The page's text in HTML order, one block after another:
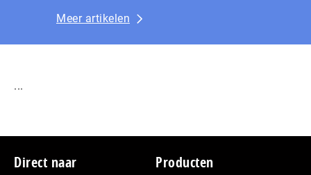
Meer artikelen
...
Footer
Direct naar Producten